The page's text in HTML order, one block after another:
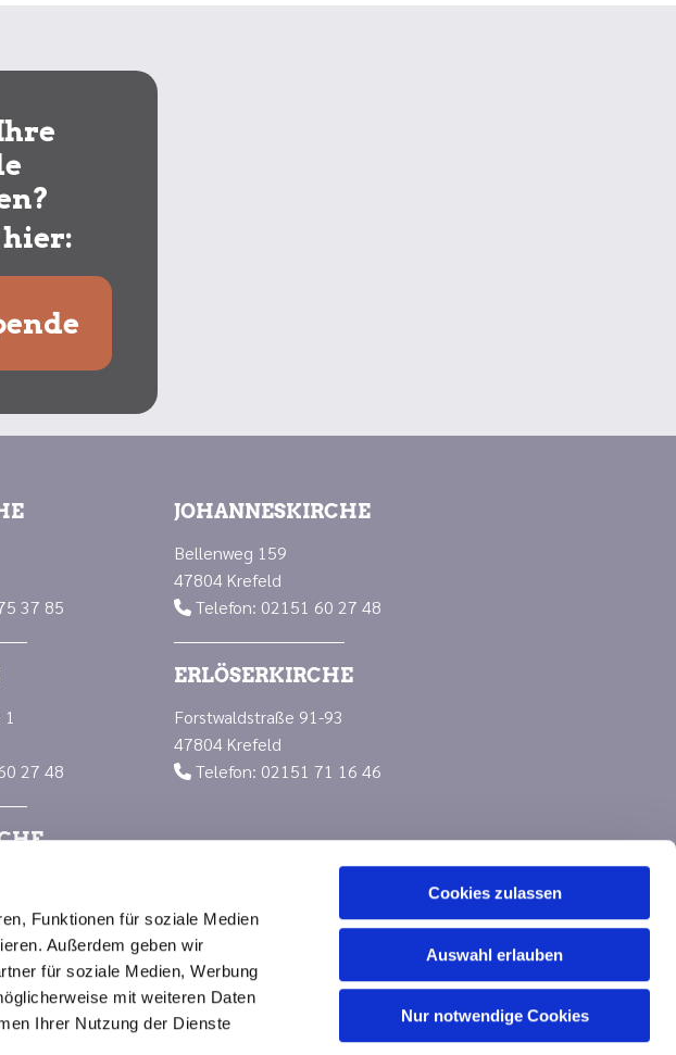
Funktionen für soziale Medien
Außerdem geben wir
für soziale Medien, Werbung
mit weiteren Daten
Ihrer Nutzung der Dienste
Cookies zulassen
Auswahl erlauben
Nur notwendige Cookies
hier:
37 85
27 48
88 23
JOHANNESKIRCHE
Bellenweg 159
47804 Krefeld
 Telefon: 02151 60 27 48
ERLÖSERKIRCHE
Forstwaldstraße 91-93
47804 Krefeld
 Telefon: 02151 71 16 46
ChurchDesk-Login